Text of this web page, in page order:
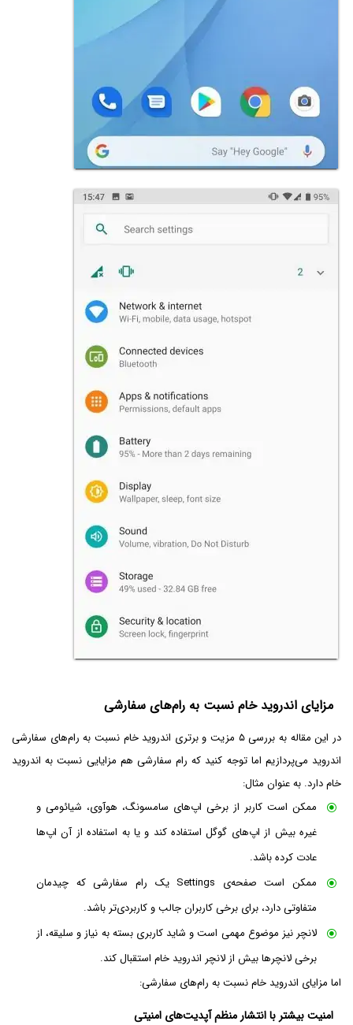
مزایای اندروید خام نسبت به رام‌های سفارشی
در این مقاله به بررسی ۵ مزیت و برتری اندروید خام نسبت به رام‌های سفارشی
اندروید می‌پردازیم اما توجه کنید که رام سفارشی هم مزایایی نسبت به اندروید
خام دارد. به عنوان مثال:
ممکن است کاربر از برخی اپ‌های سامسونگ، هوآوی، شیائومی و
غیره بیش از اپ‌های گوگل استفاده کند و یا به استفاده از آن اپ‌ها
عادت کرده باشد.
ممکن است صفحه‌ی Settings یک رام سفارشی که چیدمان
متفاوتی دارد، برای برخی کاربران جالب و کاربردی‌تر باشد.
لانچر نیز موضوع مهمی است و شاید کاربری بسته به نیاز و سلیقه، از
برخی لانچر‌ها بیش از لانچر اندروید خام استقبال کند.
اما مزایای اندروید خام نسبت به رام‌های سفارشی:
امنیت بیشتر با انتشار منظم آپدیت‌های امنیتی